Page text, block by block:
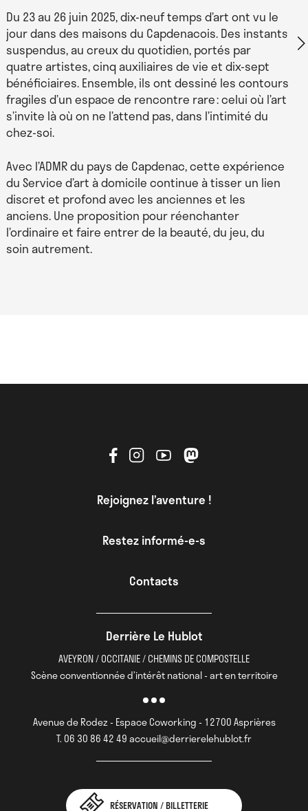
Le Service d’art à domicile est mené par
Derrière Le
Hubloten partenariat avec :
ADMR du Pays de Capdenac
Lot aide à domicile
vives voies
Avec le soutien de :
Ministère de la Culture – Délégation générale à la
transmission, aux territoires et à la démocratie
culturelle
Département de l’Aveyron
Conférence des financeurs de la prévention de la
perte d’autonomie (ARS, CARSAT, MSA, CPAM, AGIRC-
agglomération)
Le projet a été finaliste duPrix Cognacq Jay
Du 23 au 26 juin 2025, dix-neuf temps d’art ont vu le
jour dans des maisons du Capdenacois. Des instants
suspendus, au creux du quotidien, portés par
quatre artistes, cinq auxiliaires de vie et dix-sept
bénéficiaires. Ensemble, ils ont dessiné les contours
fragiles d’un espace de rencontre rare : celui où l’art
s’invite là où on ne l’attend pas, dans l’intimité du
chez-soi.
Avec l’ADMR du pays de Capdenac, cette expérience
du Service d’art à domicile continue à tisser un lien
discret et profond avec les anciennes et les
anciens. Une proposition pour réenchanter
l’ordinaire et faire entrer de la beauté, du jeu, du
soin autrement.
Rejoignez l’aventure !
Restez informé-e-s
Contacts
Derrière Le Hublot
AVEYRON / OCCITANIE / CHEMINS DE COMPOSTELLE
Scène conventionnée d’intérêt national - art en territoire
Avenue de Rodez - Espace Coworking - 12700 Asprières
T. 06 30 86 42 49 accueil@derrierelehublot.fr
RÉSERVATION / BILLETTERIE